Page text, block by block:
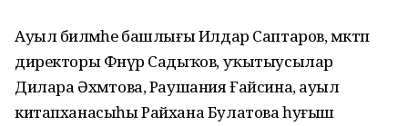
Ауыл биләмәһе башлығы Илдар Саптаров, мәктәп
директоры Фәнүр Садыҡов, уҡытыусылар
Дилара Әхмәтова, Раушания Ғайсина, ауыл
китапханасыһы Райхана Булатова һуғыш